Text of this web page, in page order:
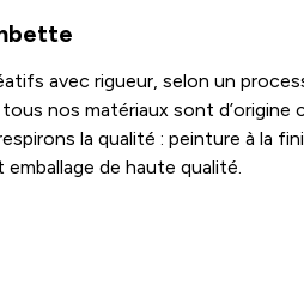
avec rigueur, selon un
nos matériaux sont d’origine
la qualité : peinture à la
de haute qualité.